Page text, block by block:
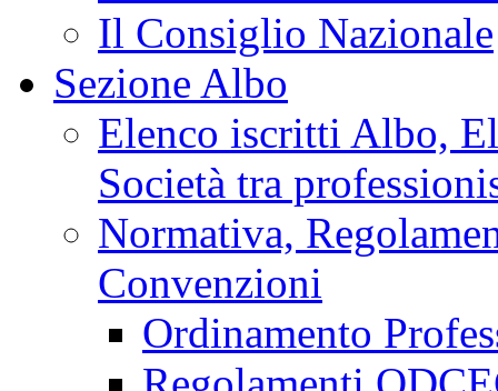
Il Consiglio Nazionale
Sezione Albo
Elenco iscritti Albo,
Società tra
Normativa,
Convenzioni
Ordinamento